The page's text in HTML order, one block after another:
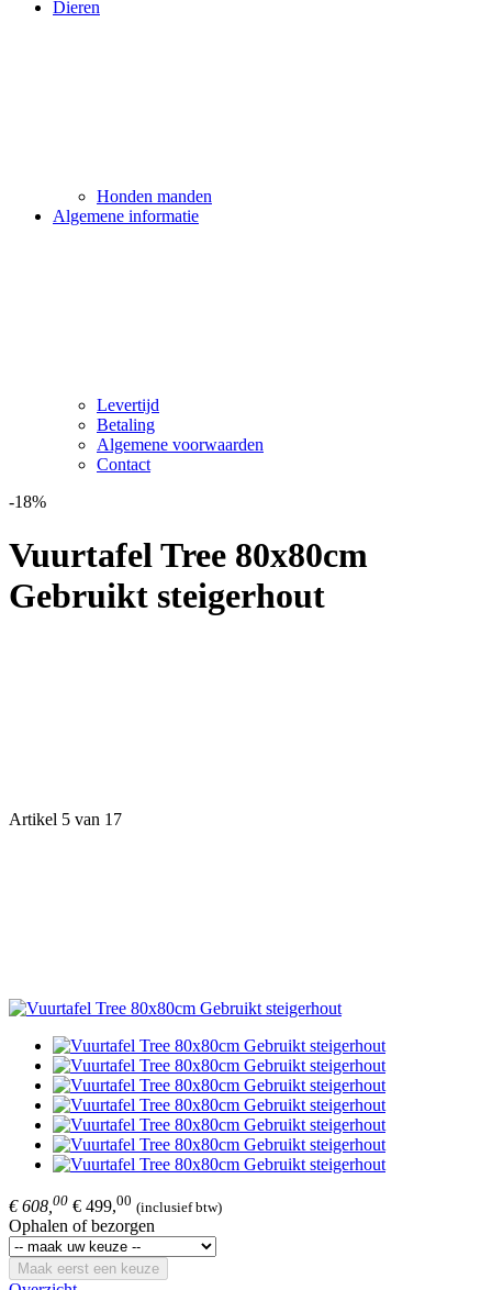
Dieren
Honden manden
Algemene informatie
Levertijd
Betaling
Algemene voorwaarden
Contact
-18%
Vuurtafel Tree 80x80cm
Gebruikt steigerhout
Artikel 5 van 17
€ 608, 00 € 499,00 (inclusief btw)
Ophalen of bezorgen
Maak eerst een keuze